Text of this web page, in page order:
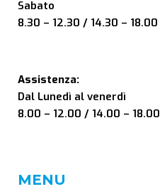
Sabato
8.30 – 12.30 / 14.30 – 18.00
Assistenza:
Dal Lunedì al venerdì
8.00 – 12.00 / 14.00 – 18.00
MENU